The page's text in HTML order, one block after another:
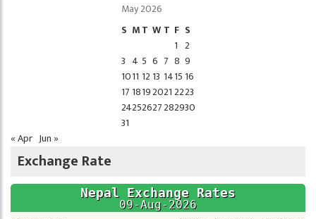
May 2026
S MT W T F S
1 2
3 4 5 6 7 8 9
1011 12 13 1415 16
17 181920212223
24252627282930
31
« Apr Jun »
Exchange Rate